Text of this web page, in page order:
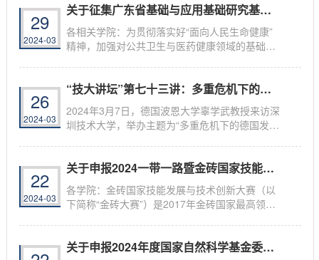
29
2024-03
关于征集广东省基础与应用基础研究基金2024...
各相关学院：为贯彻落实好“面向人民生命健康”
精神，加强对公共卫生与医药健康领域的基础研
26
2024-03
“技大讲坛”第七十三讲：多重危机下的德国...
2024年3月7日，德国波恩大学辜学武教授来访深
圳技术大学，举办主题为“多重危机下的德国发展
22
2024-03
关于申报2024一带一路暨金砖国家技能发展与...
各学院：金砖国家技能发展与技术创新大赛（以
下简称“金砖大赛”）是2017年金砖国家最高领导
关于申报2024年度国家自然科学基金委员会与...